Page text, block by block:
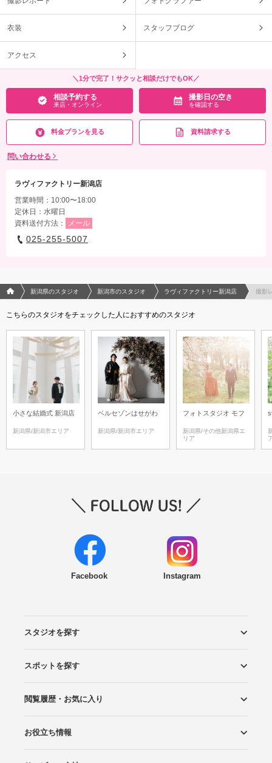
衣装 スタッフブログ
アクセス
＼1分で完了！サクッと相談だけでもOK／
相談予約する
来店・オンライン
撮影日の空き
を確認する
料金プランを見る 資料請求する
問い合わせる
ラヴィファクトリー新潟店
営業時間：10:00〜18:00
定休日：水曜日
資料送付方法：
メール
025-255-5007
フォトウエディング/結婚写真のPhotorait ホーム
新潟県のスタジオ 新潟市のスタジオ ラヴィファクトリー新潟店 撮影
こちらのスタジオをチェックした人におすすめのスタジオ
小さな結婚式 新潟店
新潟県/新潟市エリア
ベルセゾンはせがわ
新潟県/新潟市エリア
フォトスタジオ モフ
新潟県/その他新潟県エ
リア
Facebook Instagram
スタジオを探す
エリアから探す
こだわりから探す
NEW PHOTO STYLE
プランから探す
フォトタイプ診断
フォトグラファーから探す
国内リゾートから探す
スポットを探す
ロケーションから探す
スタジオから探す
閲覧履歴・お気に入り
閲覧スタジオ
お気に入り
お役立ち情報